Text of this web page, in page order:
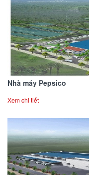
Nhà máy Pepsico
Xem chi tiết